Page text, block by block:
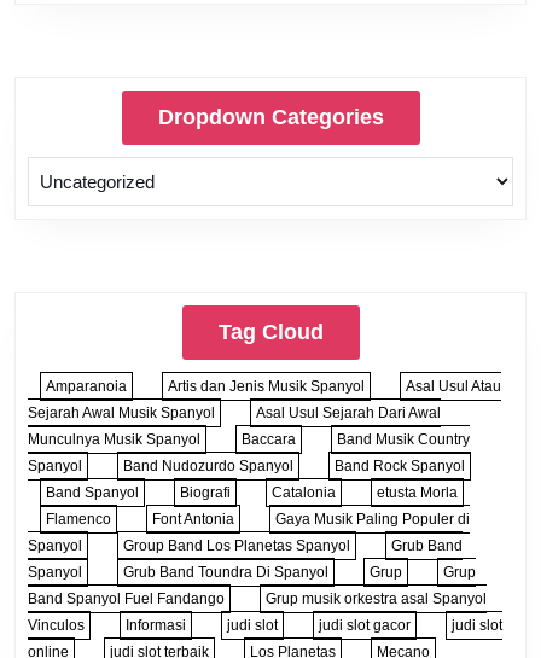
Dropdown Categories
Tag Cloud
Amparanoia Artis dan Jenis Musik Spanyol
Asal Usul Atau
Sejarah Awal Musik Spanyol
Asal Usul Sejarah Dari Awal
Munculnya Musik Spanyol
Baccara
Band Musik Country
Spanyol
Band Nudozurdo Spanyol
Band Rock Spanyol
Band Spanyol
Biografi Catalonia
etusta Morla
Flamenco
Font Antonia
Gaya Musik Paling Populer di
Spanyol
Group Band Los Planetas Spanyol
Grub Band
Spanyol
Grub Band Toundra Di Spanyol Grup
Grup
Band Spanyol Fuel Fandango
Grup musik orkestra asal Spanyol
Vinculos
Informasi judi slot judi slot gacor
judi slot
online
judi slot terbaik Los Planetas Mecano